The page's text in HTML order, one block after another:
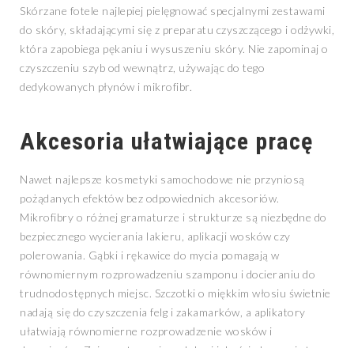
Skórzane fotele najlepiej pielęgnować specjalnymi zestawami
do skóry, składającymi się z preparatu czyszczącego i odżywki,
która zapobiega pękaniu i wysuszeniu skóry. Nie zapominaj o
czyszczeniu szyb od wewnątrz, używając do tego
dedykowanych płynów i mikrofibr.
Akcesoria ułatwiające pracę
Nawet najlepsze kosmetyki samochodowe nie przyniosą
pożądanych efektów bez odpowiednich akcesoriów.
Mikrofibry o różnej gramaturze i strukturze są niezbędne do
bezpiecznego wycierania lakieru, aplikacji wosków czy
polerowania. Gąbki i rękawice do mycia pomagają w
równomiernym rozprowadzeniu szamponu i docieraniu do
trudnodostępnych miejsc. Szczotki o miękkim włosiu świetnie
nadają się do czyszczenia felg i zakamarków, a aplikatory
ułatwiają równomierne rozprowadzenie wosków i